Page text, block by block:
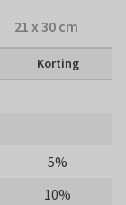
21 x 30 cm
Korting
5%
10%